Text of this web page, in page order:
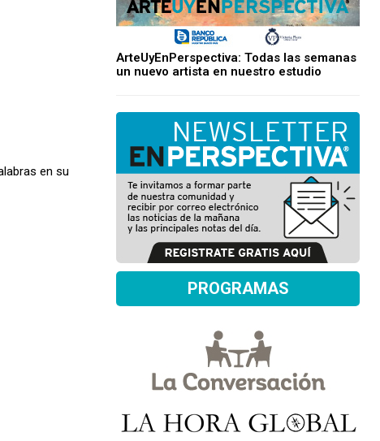
en su
ArteUyEnPerspectiva: Todas las semanas
un nuevo artista en nuestro estudio
PROGRAMAS